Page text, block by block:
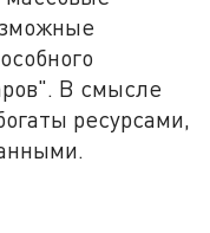
В смысле
ресурсами,